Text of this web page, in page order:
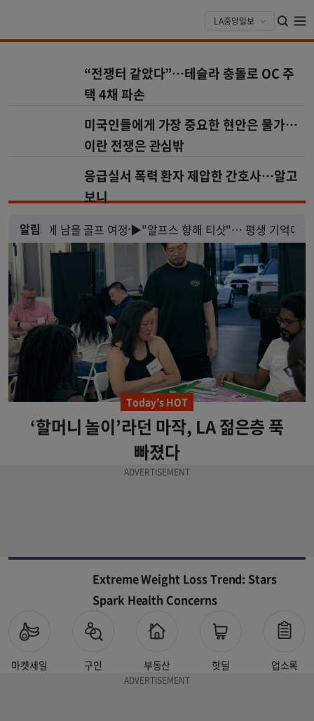
“전쟁터 같았다”…테슬라 충돌로 OC 주
택 4채 파손
미국인들에게 가장 중요한 현안은 물가…
이란 전쟁은 관심밖
응급실서 폭력 환자 제압한 간호사…알고
보니
Today’s HOT
‘할머니 놀이’라던 마작, LA 젊은층 푹
빠졌다
알림
에 남을 골프 여정▶"알프스 향해 티샷"… 평생 기억에 남을 골
Extreme Weight Loss Trend: Stars
Spark Health Concerns
마켓세일 구인 부동산 핫딜 업소록